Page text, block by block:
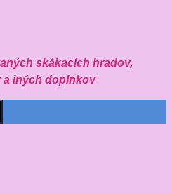
skákacích hradov,
a iných doplnkov